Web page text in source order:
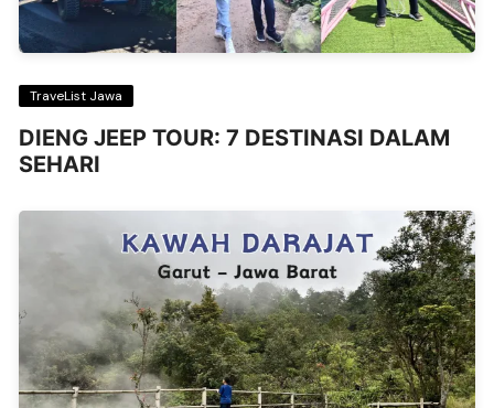
TraveList Jawa
DIENG JEEP TOUR: 7 DESTINASI DALAM
SEHARI